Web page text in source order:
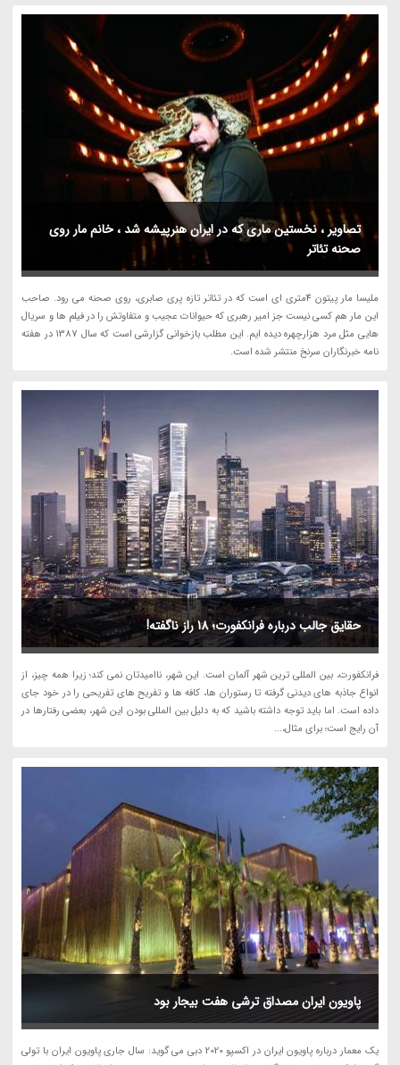
تصاویر ، نخستین ماری که در ایران هنرپیشه شد ، خانم مار روی
صحنه تئاتر
ملیسا مار پیتون 4متری ای است که در تئاتر تازه پری صابری، روی صحنه می رود. صاحب
این مار هم کسی نیست جز امیر رهبری که حیوانات عجیب و متفاوتش را در فیلم ها و سریال
هایی مثل مرد هزارچهره دیده ایم. این مطلب بازخوانی گزارشی است که سال 1387 در هفته
نامه خبرنگاران سرنخ منتشر شده است.
حقایق جالب درباره فرانکفورت؛ 18 راز ناگفته!
فرانکفورت، بین المللی ترین شهر آلمان است. این شهر، ناامیدتان نمی کند؛ زیرا همه چیز، از
انواع جاذبه های دیدنی گرفته تا رستوران ها، کافه ها و تفریح های تفریحی را در خود جای
داده است. اما باید توجه داشته باشید که به دلیل بین المللی بودن این شهر، بعضی رفتارها در
آن رایج است؛ برای مثال،...
پاویون ایران مصداق ترشی هفت بیجار بود
یک معمار درباره پاویون ایران در اکسپو 2020 دبی می گوید: سال جاری پاویون ایران با تولی